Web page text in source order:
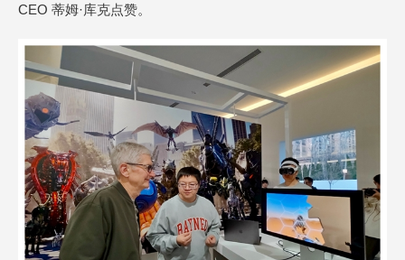
CEO 蒂姆·库克点赞。